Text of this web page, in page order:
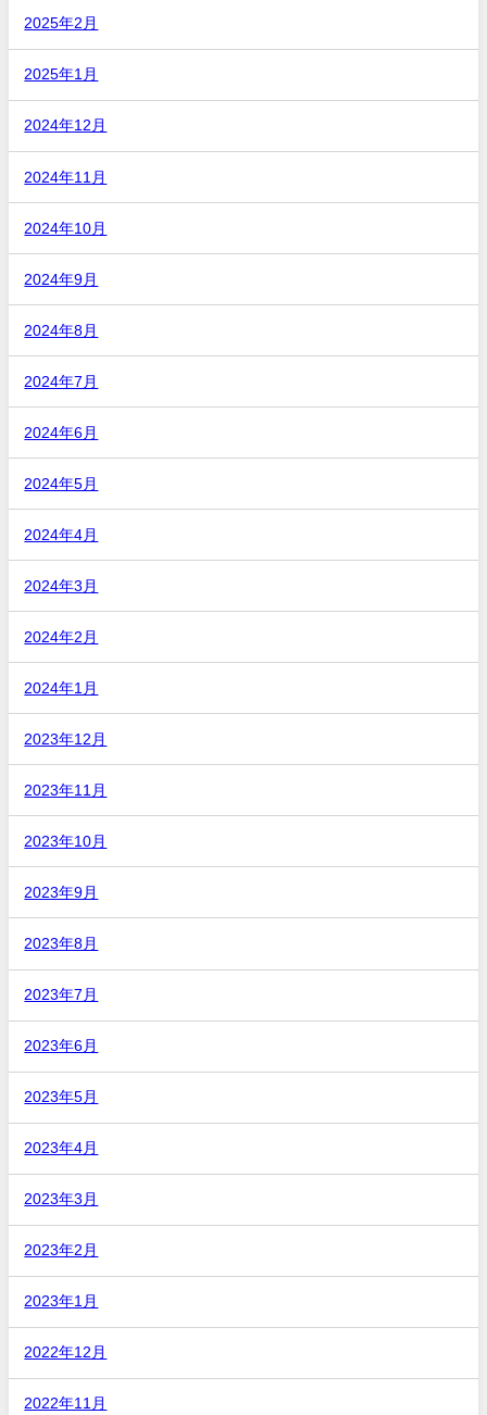
2025年2月
2025年1月
2024年12月
2024年11月
2024年10月
2024年9月
2024年8月
2024年7月
2024年6月
2024年5月
2024年4月
2024年3月
2024年2月
2024年1月
2023年12月
2023年11月
2023年10月
2023年9月
2023年8月
2023年7月
2023年6月
2023年5月
2023年4月
2023年3月
2023年2月
2023年1月
2022年12月
2022年11月